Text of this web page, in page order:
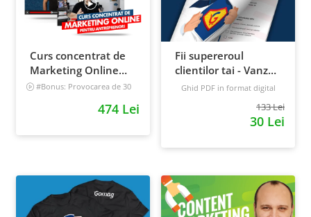
Curs concentrat de
Marketing Online
pentru antreprenori
#Bonus: Provocarea de 30
474 Lei
Fii supereroul
clientilor tai - Vanzari
pe pilot automat
Ghid PDF in format digital
133 Lei
30 Lei